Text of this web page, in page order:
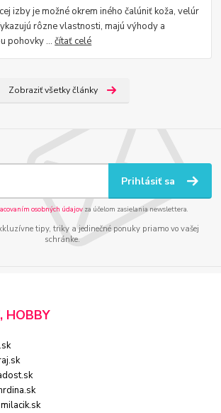
izby je možné okrem iného čalúniť koža, velúr
rôzne vlastnosti, majú výhody a
pohovky ...čítať celé
Zobraziť všetky články
Prihlásiť sa
osobných údajov za účelom zasielania newslettera.
tipy, triky a jedinečné ponuky priamo vo vašej
schránke.
HOBBY